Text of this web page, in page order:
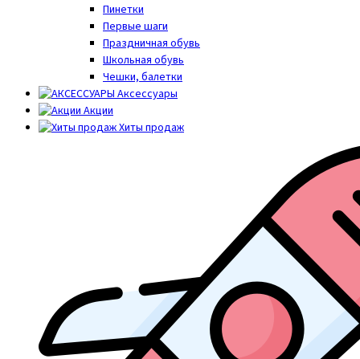
Пинетки
Первые шаги
Праздничная обувь
Школьная обувь
Чешки, балетки
Аксессуары
Акции
Хиты продаж